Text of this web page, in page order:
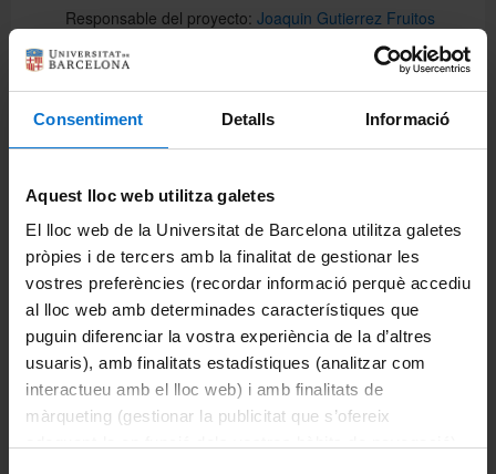
Consentiment Detalls Informació
Aquest lloc web utilitza galetes
El lloc web de la Universitat de Barcelona utilitza galetes
pròpies i de tercers amb la finalitat de gestionar les
vostres preferències (recordar informació perquè accediu
al lloc web amb determinades característiques que
puguin diferenciar la vostra experiència de la d’altres
usuaris), amb finalitats estadístiques (analitzar com
interactueu amb el lloc web) i amb finalitats de
màrqueting (gestionar la publicitat que s’ofereix
Responsable del proyecto: Joaquin Gutierrez Fruitos
Harnessing the Potential of Naturalized Blue Spaces for
Urban Climate Resilience (CLIMABLUE)
Responsable del proyecto:Daniel Gaspar Von Schiller
Calle
Herramientas avanzadas para la evaluación del estado
ecológico de ríos temporales mediterráneos durante la
fase seca: dinámica de metacomunidades para mejorar el
biomonitoreo
Responsable del proyecto:Núria Bonada Caparrós
Identificación y caracterización de los actores moleculares
responsables de los efectos saludables del secretoma del
tejido adiposomarrón
Responsable del proyecto:Francesc Villarroya Gombau